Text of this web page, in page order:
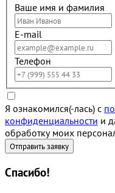
Ваше имя и фамилия
E-mail
Телефон
Я ознакомился(-лась) с
конфиденциальности и
обработку моих
Спасибо!